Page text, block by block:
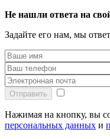
Не нашли ответа на
Задайте его нам, мы
Отправить
Нажимая на кнопку, вы
персональных данных и